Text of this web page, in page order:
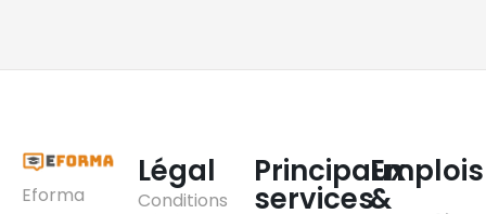
Eforma
Légal
Conditions
Principaux
services
Emplois
&